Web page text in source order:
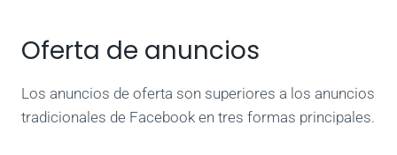
Oferta de anuncios
Los anuncios de oferta son superiores a los anuncios
tradicionales de Facebook en tres formas principales.